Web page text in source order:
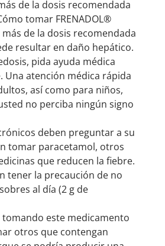
de la dosis recomendada
tomar FRENADOL®
de la dosis recomendada
resultar en daño hepático.
pida ayuda médica
Una atención médica rápida
así como para niños,
no perciba ningún signo
deben preguntar a su
tomar paracetamol, otros
que reducen la fiebre.
tener la precaución de no
al día (2 g de
tomando este medicamento
otros que contengan